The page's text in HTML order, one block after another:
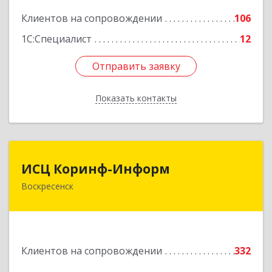
Клиентов на сопровождении
106
1С:Специалист
12
Отправить заявку
Показать контакты
Отправить заявку
Назад
ИСЦ Коринф-Информ
Воскресенск
Клиентов на сопровождении 332
ИСЦ Коринф-Информ
140200, Московская обл, Воскресенский р-н,
Подробнее